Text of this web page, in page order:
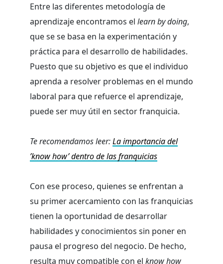
Entre las diferentes metodología de
aprendizaje encontramos el learn by doing,
que se se basa en la experimentación y
práctica para el desarrollo de habilidades.
Puesto que su objetivo es que el individuo
aprenda a resolver problemas en el mundo
laboral para que refuerce el aprendizaje,
puede ser muy útil en sector franquicia.
Te recomendamos leer:La importancia del
’know how’ dentro de las franquicias
Con ese proceso, quienes se enfrentan a
su primer acercamiento con las franquicias
tienen la oportunidad de desarrollar
habilidades y conocimientos sin poner en
pausa el progreso del negocio. De hecho,
resulta muy compatible con el know how